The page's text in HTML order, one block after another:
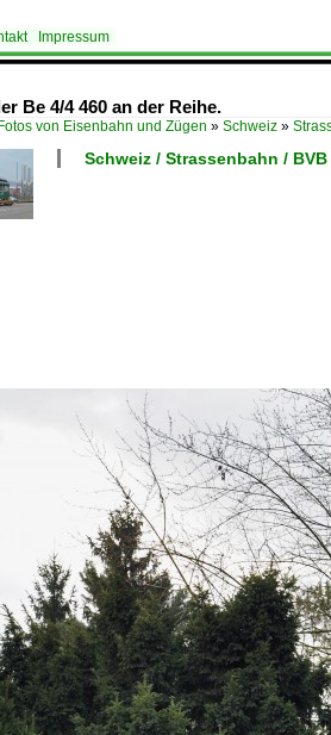
Impressum
Be 4/4 460 an der Reihe.
von Eisenbahn und Zügen » Schweiz »
Schweiz / Strassenbahn /